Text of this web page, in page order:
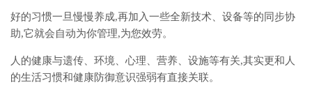
好的习惯一旦慢慢养成,再加入一些全新技术、设备等的同步协
助,它就会自动为你管理,为您效劳。
人的健康与遗传、环境、心理、营养、设施等有关,其实更和人
的生活习惯和健康防御意识强弱有直接关联。